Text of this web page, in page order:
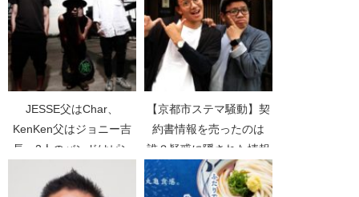
JESSE父はChar、
KenKen父はジョニー吉
長、2人のバンドはピン
ククラウド【大麻芋づる
式連鎖】
【京都市ステマ騒動】契
約書情報を売ったのは
誰？疑惑に隠された情報
漏えいの真相【京都新
聞】【吉本興行】【ミ